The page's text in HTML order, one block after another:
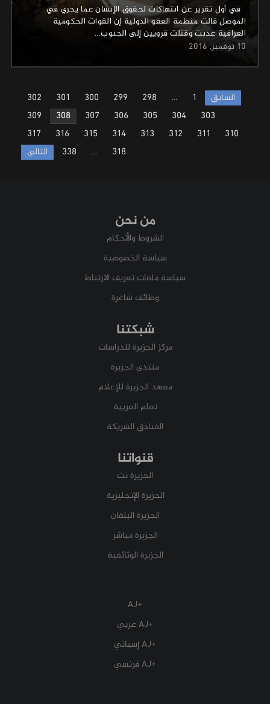
في أول تقرير عن انتهاكات لحقوق الإنسان عما يجري في
الموصل قالت منظمة العفو الدولية إن القوات الحكومية
العراقية عذبت وقتلت قرويين إلى الجنوب…
10 نوفمبر, 2016
Posts
pagination
السابق 1
…
298
299
300
301
302
303
304
305
306
307
308
309
310
311
312
313
314
315
316
317
318
…
338 التالي
من نحن
الشروط والأحكام
سياسة الخصوصية
سياسة ملفات تعريف الارتباط
وظائف شاغرة
شبكتنا
مركز الجزيرة للدراسات
منتدى الجزيرة
معهد الجزيرة للإعلام
تعلم العربية
الفنادق الشريكة
قنواتنا
الجزيرة نت
الجزيرة الإنجليزية
الجزيرة البلقان
الجزيرة مباشر
الجزيرة الوثائقية
+AJ
+AJ عربي
+AJ إسباني
+AJ فرنسي